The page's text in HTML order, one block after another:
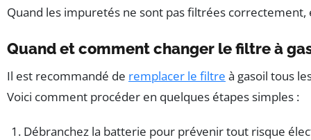
Quand les impuretés ne sont pas filtrées
Quand et comment changer le filtre à
Il est recommandé de remplacer le filtre à gasoil tous
Voici comment procéder en quelques étapes simples :
Débranchez la batterie pour prévenir tout risque